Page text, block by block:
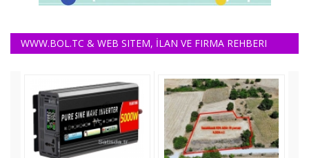
WWW.BOL.TC & WEB SITEM, İLAN VE FIRMA REHBERI